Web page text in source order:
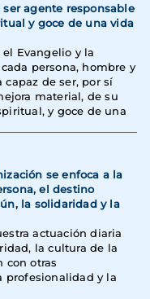
agente responsable
y goce de una vida
Evangelio y la
persona, hombre y
de ser, por sí
material, de su
y goce de una
se enfoca a la
el destino
la solidaridad y la
actuación diaria
la cultura de la
con otras
profesionalidad y la